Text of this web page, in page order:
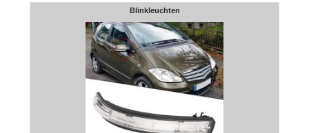
Blinkleuchten